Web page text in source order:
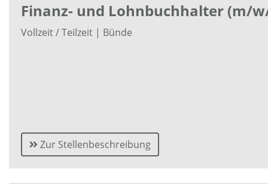
Finanz- und Lohnbuchhalter (m/
Vollzeit / Teilzeit | Bünde
Zur Stellenbeschreibung